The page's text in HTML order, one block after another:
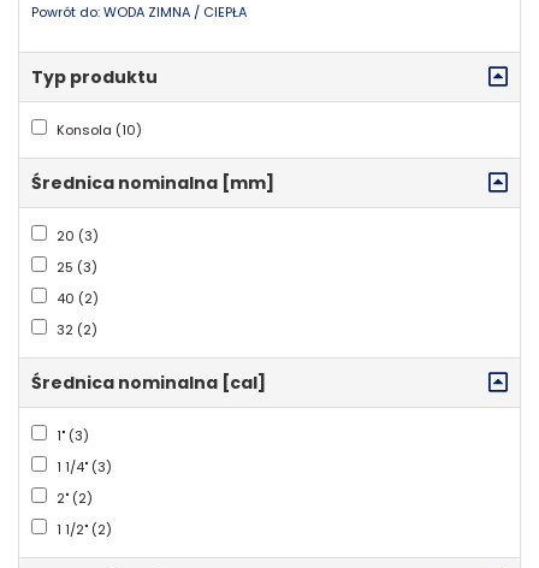
Powrót do: WODA ZIMNA / CIEPŁA
Typ produktu
Konsola (10)
Średnica nominalna [mm]
20 (3)
25 (3)
40 (2)
32 (2)
Średnica nominalna [cal]
1" (3)
1 1/4" (3)
2" (2)
1 1/2" (2)